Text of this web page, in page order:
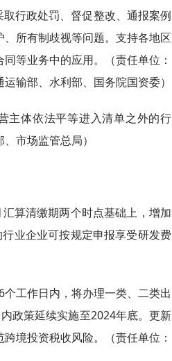
行政处罚、督促整改、通报案例
所有制歧视等问题。支持各地区
等业务中的应用。（责任单位：
输部、水利部、国务院国资委）
主体依法平等进入清单之外的行
市场监管总局）
算清缴期两个时点基础上，增加
业企业可按规定申报享受研发费
工作日内，将办理一类、二类出
政策延续实施至2024年底。更新
境投资税收风险。（责任单位：